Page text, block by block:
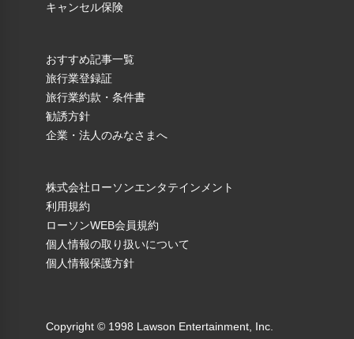
キャンセル保険
おすすめ記事一覧
旅行業登録証
旅行業約款・条件書
勧誘方針
企業・法人のみなさまへ
株式会社ローソンエンタテインメント
利用規約
ローソンWEB会員規約
個人情報の取り扱いについて
個人情報保護方針
Copyright © 1998 Lawson Entertainment, Inc.